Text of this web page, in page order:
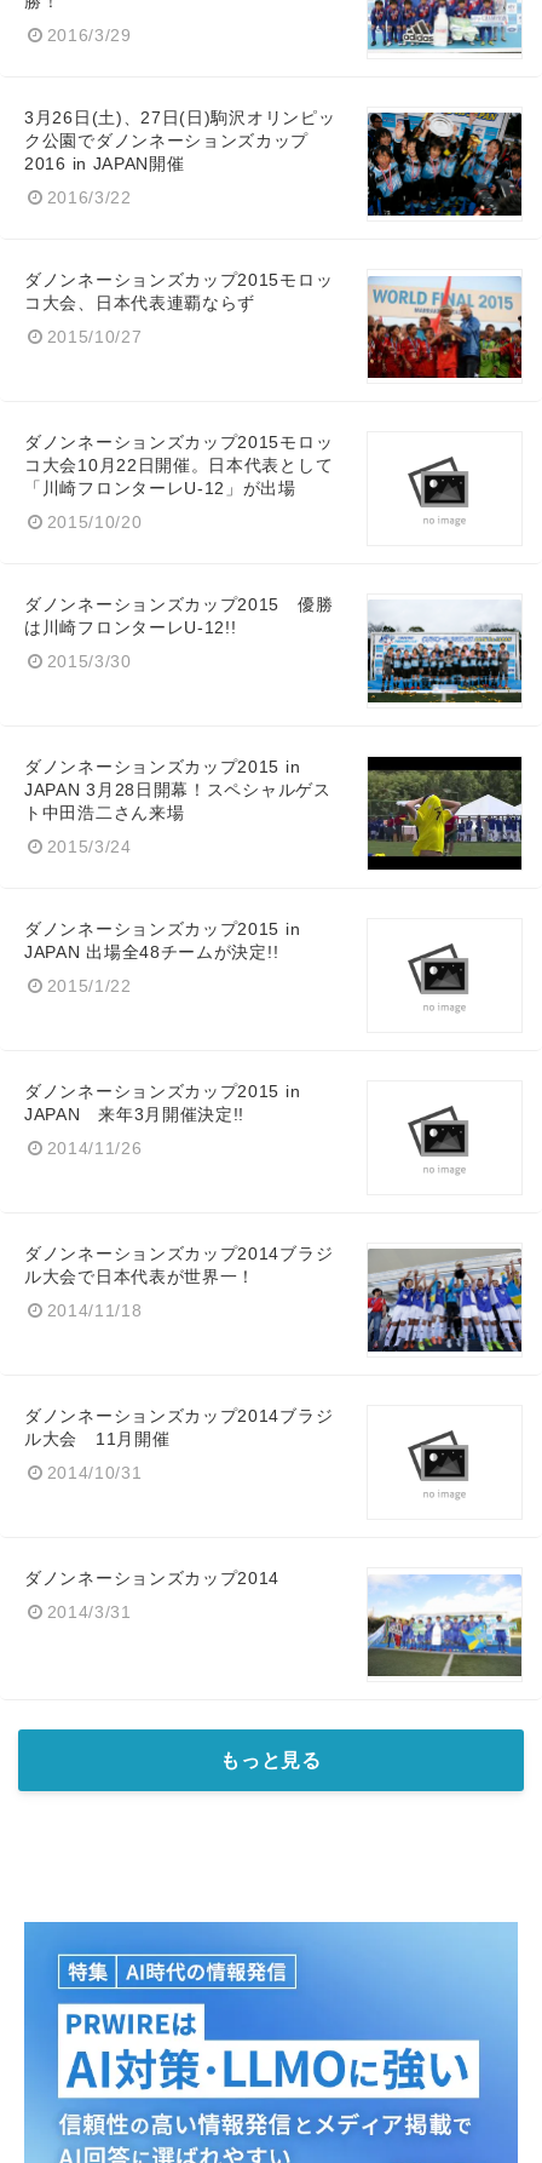
2016/3/29
3月26日(土)、27日(日)駒沢オリンピッ
ク公園でダノンネーションズカップ
2016 in JAPAN開催
2016/3/22
ダノンネーションズカップ2015モロッ
コ大会、日本代表連覇ならず
2015/10/27
ダノンネーションズカップ2015モロッ
コ大会10月22日開催。日本代表として
「川崎フロンターレU-12」が出場
2015/10/20
ダノンネーションズカップ2015 優勝
は川崎フロンターレU-12!!
2015/3/30
ダノンネーションズカップ2015 in
JAPAN 3月28日開幕！スペシャルゲス
ト中田浩二さん来場
2015/3/24
ダノンネーションズカップ2015 in
JAPAN 出場全48チームが決定!!
2015/1/22
ダノンネーションズカップ2015 in
JAPAN 来年3月開催決定!!
2014/11/26
ダノンネーションズカップ2014ブラジ
ル大会で日本代表が世界一！
2014/11/18
ダノンネーションズカップ2014ブラジ
ル大会 11月開催
2014/10/31
ダノンネーションズカップ2014
2014/3/31
もっと見る